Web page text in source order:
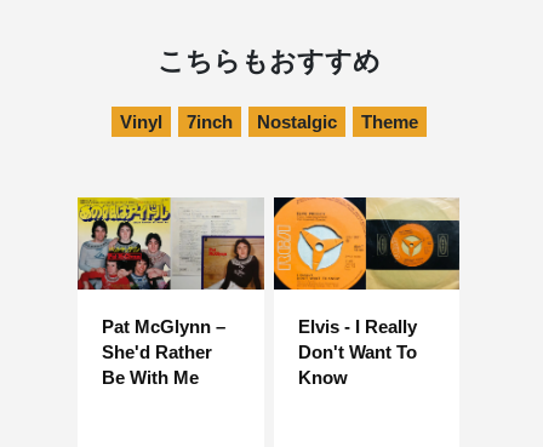
こちらもおすすめ
Vinyl 7inch Nostalgic Theme
Pat McGlynn –
She'd Rather
Be With Me
Elvis - I Really
Don't Want To
Know